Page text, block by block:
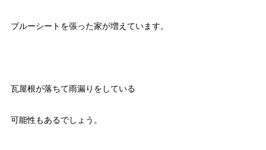
ブルーシートを張った家が増えています。
瓦屋根が落ちて雨漏りをしている
可能性もあるでしょう。